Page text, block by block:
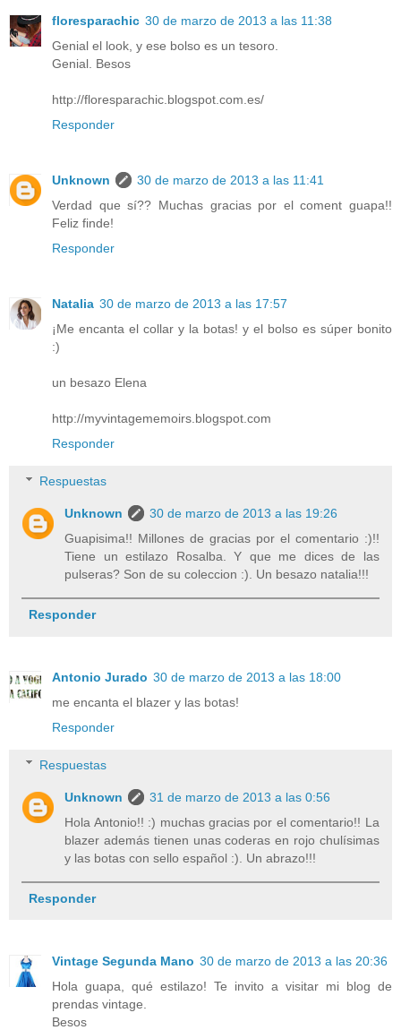
floresparachic 30 de marzo de 2013 a las 11:38
Genial el look, y ese bolso es un tesoro.
Genial. Besos
http://floresparachic.blogspot.com.es/
Responder
Unknown
30 de marzo de 2013 a las 11:41
Verdad que sí?? Muchas gracias por el coment guapa!!
Feliz finde!
Responder
Natalia 30 de marzo de 2013 a las 17:57
¡Me encanta el collar y la botas! y el bolso es súper bonito
:)
un besazo Elena
http://myvintagememoirs.blogspot.com
Responder
Respuestas
Unknown
30 de marzo de 2013 a las 19:26
Guapisima!! Millones de gracias por el comentario :)!!
Tiene un estilazo Rosalba. Y que me dices de las
pulseras? Son de su coleccion :). Un besazo natalia!!!
Responder
Antonio Jurado 30 de marzo de 2013 a las 18:00
me encanta el blazer y las botas!
Responder
Respuestas
Unknown
31 de marzo de 2013 a las 0:56
Hola Antonio!! :) muchas gracias por el comentario!! La
blazer además tienen unas coderas en rojo chulísimas
y las botas con sello español :). Un abrazo!!!
Responder
Vintage Segunda Mano 30 de marzo de 2013 a las 20:36
Hola guapa, qué estilazo! Te invito a visitar mi blog de
prendas vintage.
Besos